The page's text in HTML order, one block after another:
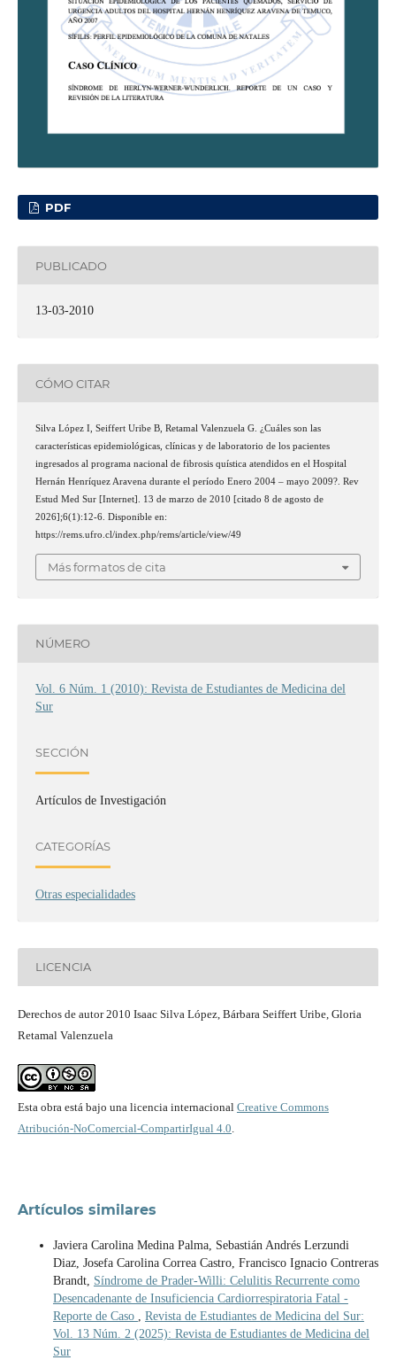
PDF
PUBLICADO
13-03-2010
CÓMO CITAR
Silva López I, Seiffert Uribe B, Retamal Valenzuela G. ¿Cuáles son las
características epidemiológicas, clínicas y de laboratorio de los pacientes
ingresados al programa nacional de fibrosis quística atendidos en el Hospital
Hernán Henríquez Aravena durante el período Enero 2004 – mayo 2009?. Rev
Estud Med Sur [Internet]. 13 de marzo de 2010 [citado 8 de agosto de
2026];6(1):12-6. Disponible en:
https://rems.ufro.cl/index.php/rems/article/view/49
Más formatos de cita
NÚMERO
Vol. 6 Núm. 1 (2010): Revista de Estudiantes de Medicina del
Sur
SECCIÓN
Artículos de Investigación
CATEGORÍAS
Otras especialidades
LICENCIA
Derechos de autor 2010 Isaac Silva López, Bárbara Seiffert Uribe, Gloria
Retamal Valenzuela
Esta obra está bajo una licencia internacional Creative Commons
Atribución-NoComercial-CompartirIgual 4.0
Artículos similares
Javiera Carolina Medina Palma, Sebastián Andrés Lerzundi
Diaz, Josefa Carolina Correa Castro, Francisco Ignacio Contreras
Brandt, Síndrome de Prader-Willi: Celulitis Recurrente como
Desencadenante de Insuficiencia Cardiorrespiratoria Fatal -
Reporte de Caso
Revista de Estudiantes de Medicina del Sur:
Vol. 13 Núm. 2 (2025): Revista de Estudiantes de Medicina del
Sur